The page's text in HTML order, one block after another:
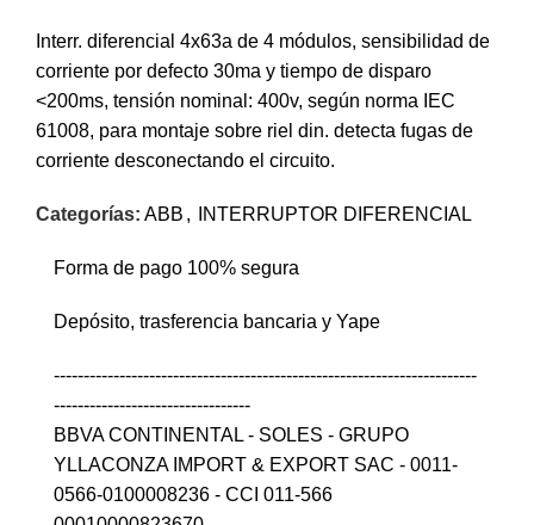
Interr. diferencial 4x63a de 4 módulos, sensibilidad de
corriente por defecto 30ma y tiempo de disparo
<200ms, tensión nominal: 400v, según norma IEC
61008, para montaje sobre riel din. detecta fugas de
corriente desconectando el circuito.
Categorías: ABB , INTERRUPTOR DIFERENCIAL
Forma de pago 100% segura
Depósito, trasferencia bancaria y Yape
-----------------------------------------------------------------------
---------------------------------
BBVA CONTINENTAL - SOLES - GRUPO
YLLACONZA IMPORT & EXPORT SAC - 0011-
0566-0100008236 - CCI 011-566